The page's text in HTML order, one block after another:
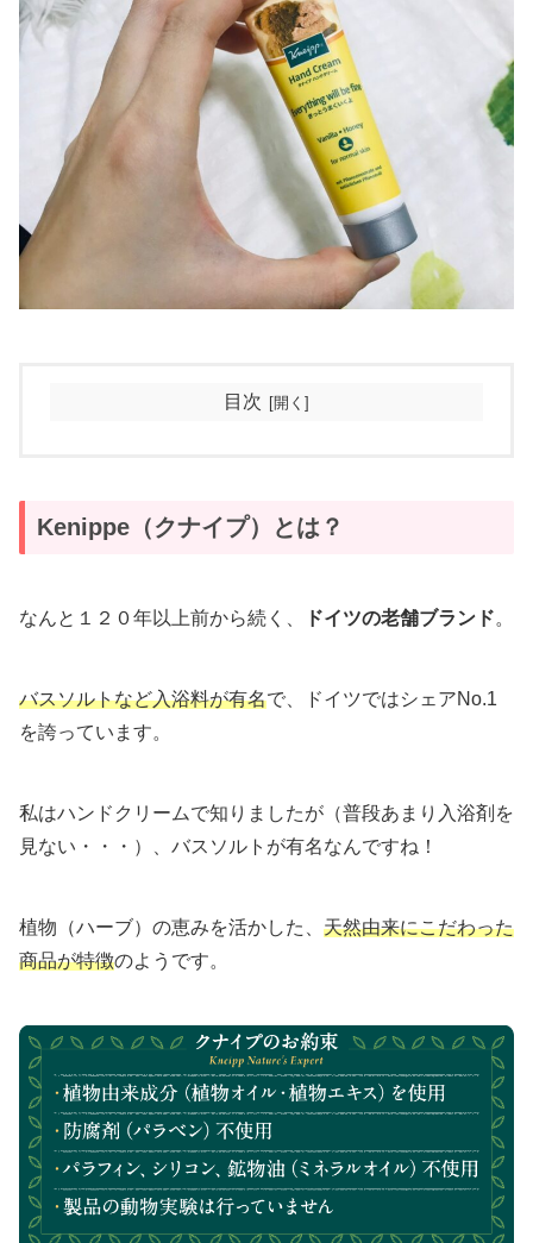
目次
Kenippe（クナイプ）とは？
なんと１２０年以上前から続く、 ドイツの老舗ブランド。
バスソルトなど入浴料が有名で、ドイツではシェアNo.1
を誇っています。
私はハンドクリームで知りましたが（普段あまり入浴剤を
見ない・・・）、バスソルトが有名なんですね！
植物（ハーブ）の恵みを活かした、 天然由来にこだわった
商品が特徴のようです。